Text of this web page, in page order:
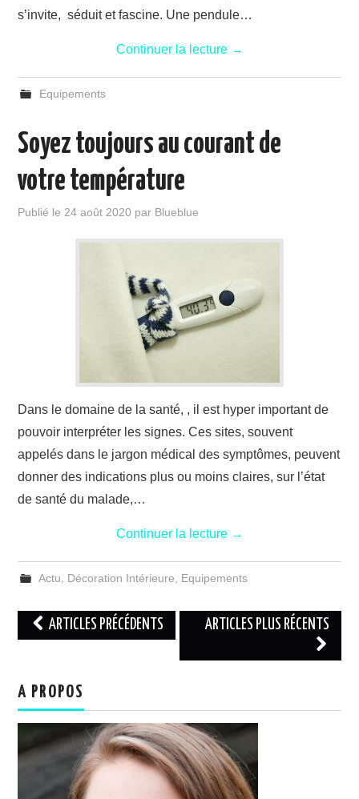
s’invite, séduit et fascine. Une pendule…
Continuer la lecture →
Equipements
Soyez toujours au courant de
votre température
Publié le 24 août 2020 par Blueblue
Dans le domaine de la santé, , il est hyper important de
pouvoir interpréter les signes. Ces sites, souvent
appelés dans le jargon médical des symptômes, peuvent
donner des indications plus ou moins claires, sur l’état
de santé du malade,…
Continuer la lecture →
Actu Décoration Intérieure Equipements
Navigation
des
ARTICLES PRÉCÉDENTS ARTICLES PLUS RÉCENTS
A PROPOS